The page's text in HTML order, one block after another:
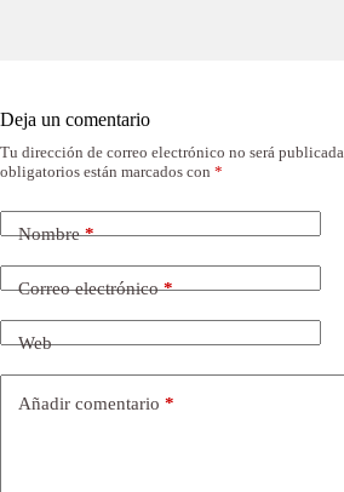
Deja un comentario
Tu dirección de correo electrónico no será publicada.
obligatorios están marcados con *
Nombre*
Correo electrónico*
Web
Añadir comentario *